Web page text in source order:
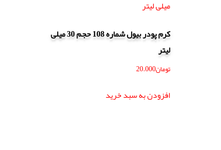
کرم پودر بیول شماره 108 حجم 30 میلی
لیتر
تومان20.000
افزودن به سبد خرید